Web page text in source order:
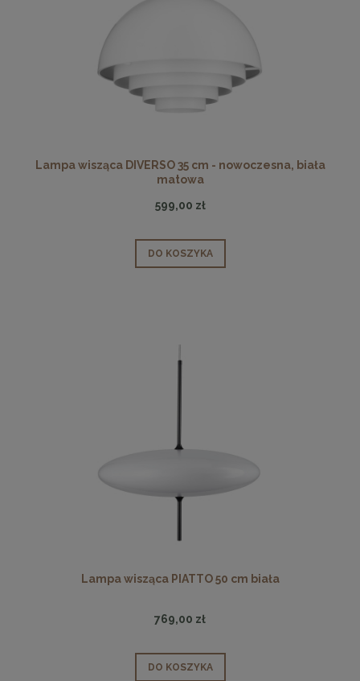
Lampa wisząca DIVERSO 35 cm - nowoczesna, biała
matowa
599,00 zł
DO KOSZYKA
Lampa wisząca PIATTO 50 cm biała
769,00 zł
DO KOSZYKA